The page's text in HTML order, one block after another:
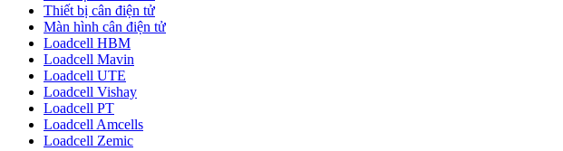
Thiết bị cân điện tử
Màn hình cân điện tử
Loadcell HBM
Loadcell Mavin
Loadcell UTE
Loadcell Vishay
Loadcell PT
Loadcell Amcells
Loadcell Zemic